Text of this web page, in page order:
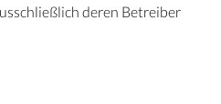
deren Betreiber